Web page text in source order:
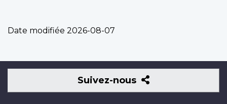
Date modifiée 2026-08-07
Suivez-nous
Suivez-
nous